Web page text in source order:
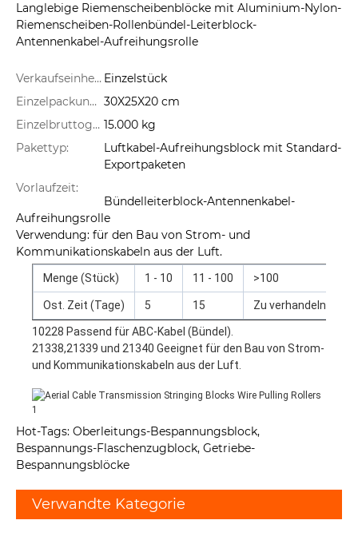
Langlebige Riemenscheibenblöcke mit Aluminium-Nylon-
Riemenscheiben-Rollenbündel-Leiterblock-
Antennenkabel-Aufreihungsrolle
Verkaufseinheiten: Einzelstück
Einzelpackungsgröße: 30X25X20 cm
Einzelbruttogewicht: 15.000 kg
Pakettyp:
Luftkabel-Aufreihungsblock mit Standard-
Exportpaketen
Vorlaufzeit:
Bündelleiterblock-Antennenkabel-
Aufreihungsrolle
Verwendung: für den Bau von Strom- und
Kommunikationskabeln aus der Luft.
Menge (Stück) 1 - 10 11 - 100 >100
Ost. Zeit (Tage) 5 15 Zu verhandeln
10228 Passend für ABC-Kabel (Bündel).
21338,21339 und 21340 Geeignet für den Bau von Strom-
und Kommunikationskabeln aus der Luft.
Hot-Tags: Oberleitungs-Bespannungsblock,
Bespannungs-Flaschenzugblock, Getriebe-
Bespannungsblöcke
Verwandte Kategorie